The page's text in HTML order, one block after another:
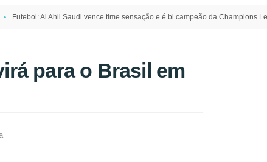
Futebol: Al Ahli Saudi vence time sensação e é bi campeão da Champions
para o Brasil em